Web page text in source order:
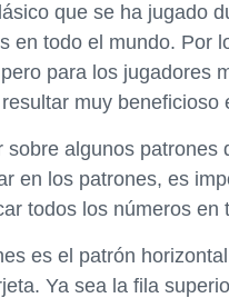
que se ha jugado
en todo el mundo. Por
para los jugadores
muy
algunos patrones
en los patrones, es
todos los números
es el patrón
Ya sea la fila